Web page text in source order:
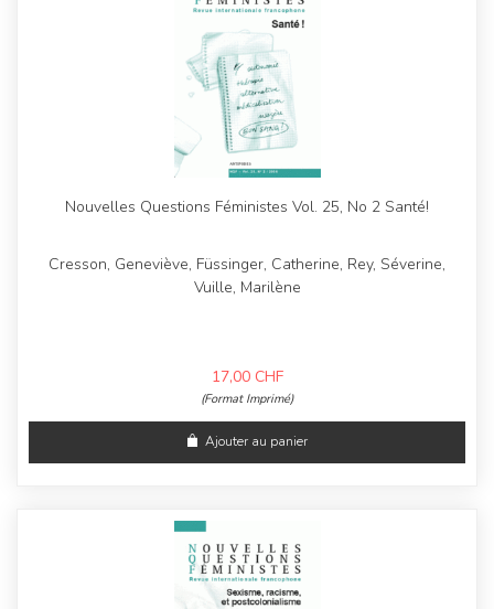
Nouvelles Questions Féministes Vol. 25, No 2 Santé!
Cresson, Geneviève, Füssinger, Catherine, Rey, Séverine,
Vuille, Marilène
17,00 CHF
(Format Imprimé)
Ajouter au panier